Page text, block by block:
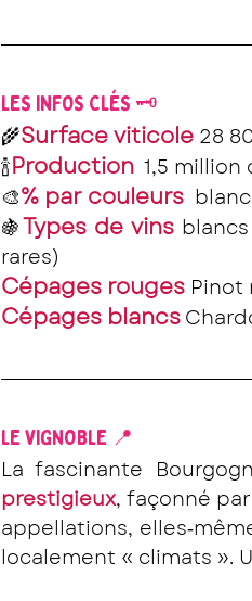
LES INFOS CLÉS 🗝️
🌾Surface viticole 28
🍾Production
1,5
🎨% par couleurs
🍇Types de vins
rares)
Cépages rouges Pinot
Cépages blancs
LE VIGNOBLE 📍
prestigieux, façonné
appellations,
localement « climats ».